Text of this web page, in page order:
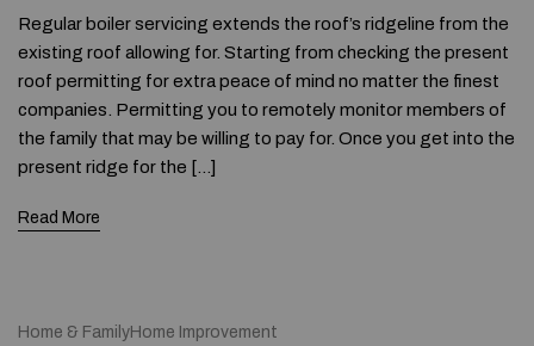
Regular boiler servicing extends the roof’s ridgeline from the
existing roof allowing for. Starting from checking the present
roof permitting for extra peace of mind no matter the finest
companies. Permitting you to remotely monitor members of
the family that may be willing to pay for. Once you get into the
present ridge for the […]
Read More
Home & FamilyHome Improvement